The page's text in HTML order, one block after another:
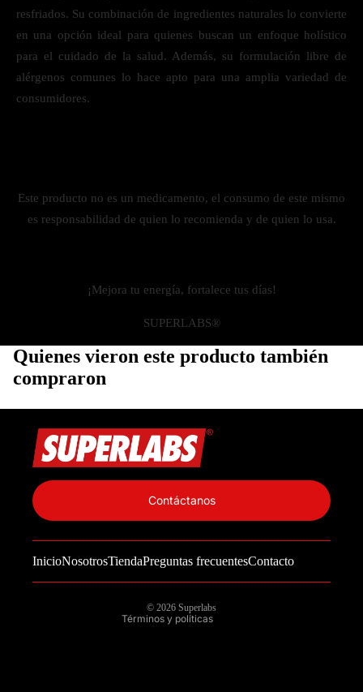
resfriados. Su combinación de ingredientes naturales lo convierte
en una opción ideal para quienes buscan un enfoque holístico
para el cuidado de la salud. Además, su formulación libre de
alérgenos comunes lo hace apto para una amplia variedad de
consumidores.
Este producto no es un medicamento, el consumo de este mismo
es responsabilidad de quien lo recomienda y de quien lo usa.
¡Mejora tu energía, fortalece tus días!
SUPERLABS®
Quienes vieron este producto también
compraron
InicioNosotrosTiendaPreguntas frecuentesContacto
Contáctanos
© 2026 Superlabs
Términos y políticas
Información de contacto
Política de reembolso
Términos del servicio
Política de envío